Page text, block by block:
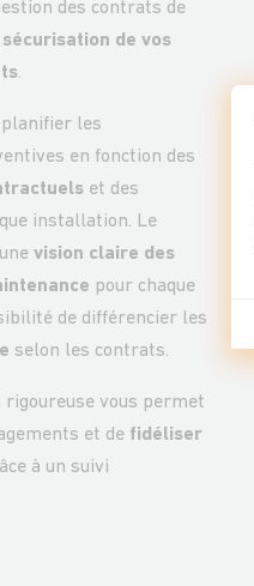
des contrats de
sécurisation de vos
.
planifier les
en fonction des
et des
installation. Le
vision claire des
pour chaque
de différencier les
selon les contrats.
vous permet
et de fidéliser
à un suivi